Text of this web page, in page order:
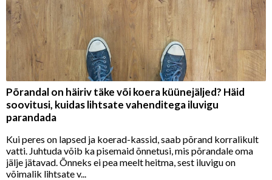
Põrandal on häiriv täke või koera küünejäljed? Häid
soovitusi, kuidas lihtsate vahenditega iluvigu
parandada
Kui peres on lapsed ja koerad-kassid, saab põrand korralikult
vatti. Juhtuda võib ka pisemaid õnnetusi, mis põrandale oma
jälje jätavad. Õnneks ei pea meelt heitma, sest iluvigu on
võimalik lihtsate v...